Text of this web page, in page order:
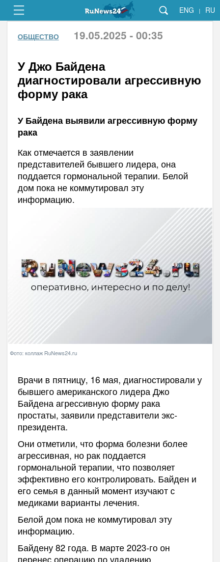
ENG | RU
ОБЩЕСТВО 19.05.2025 - 00:35
У Джо Байдена
диагностировали агрессивную
форму рака
У Байдена выявили агрессивную форму
рака
Как отмечается в заявлении
представителей бывшего лидера, она
поддается гормональной терапии. Белой
дом пока не коммутировал эту
информацию.
Фото: коллаж RuNews24.ru
Врачи в пятницу, 16 мая, диагностировали у
бывшего американского лидера Джо
Байдена агрессивную форму рака
простаты, заявили представители экс-
президента.
Они отметили, что форма болезни более
агрессивная, но рак поддается
гормональной терапии, что позволяет
эффективно его контролировать. Байден и
его семья в данный момент изучают с
медиками варианты лечения.
Белой дом пока не коммутировал эту
информацию.
Байдену 82 года. В марте 2023-го он
перенес операцию по удалению